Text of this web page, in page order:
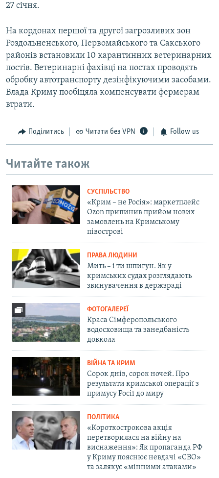
27 січня.
На кордонах першої та другої загрозливих зон
Роздольненського, Первомайського та Сакського
районів встановили 10 карантинних ветеринарних
постів. Ветеринарні фахівці на постах проводять
обробку автотранспорту дезінфікуючими засобами.
Влада Криму пообіцяла компенсувати фермерам
втрати.
Поділитись Читати без VPN Follow us
Читайте також
СУСПІЛЬСТВО
«Крим – не Росія»: маркетплейс
Ozon припинив прийом нових
замовлень на Кримському
півострові
ПРАВА ЛЮДИНИ
Мить – і ти шпигун. Як у
кримських судах розглядають
звинувачення в держзраді
ФОТОГАЛЕРЕЇ
Краса Сімферопольського
водосховища та занедбаність
довкола
ВІЙНА ТА КРИМ
Сорок днів, сорок ночей. Про
результати кримської операції з
примусу Росії до миру
ПОЛІТИКА
«Короткострокова акція
перетворилася на війну на
виснаження»: Як пропаганда РФ
у Криму пояснює невдачі «СВО»
та залякує «мінними атаками»